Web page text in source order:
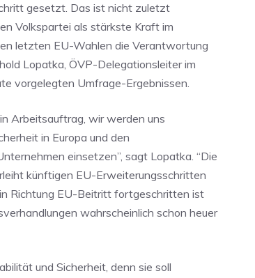
gesetzt. Das ist nicht zuletzt
Volkspartei als stärkste Kraft im
letzten EU-Wahlen die Verantwortung
Lopatka, ÖVP-Delegationsleiter im
vorgelegten Umfrage-Ergebnissen.
Arbeitsauftrag, wir werden uns
in Europa und den
einsetzen”, sagt Lopatka. “Die
künftigen EU-Erweiterungsschritten
Richtung EU-Beitritt fortgeschritten ist
wahrscheinlich schon heuer
und Sicherheit, denn sie soll